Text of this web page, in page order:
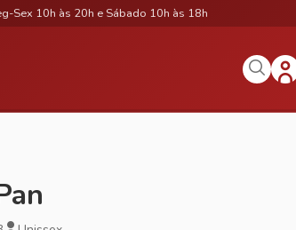
Sex 10h às 20h e Sábado 10h às 18h